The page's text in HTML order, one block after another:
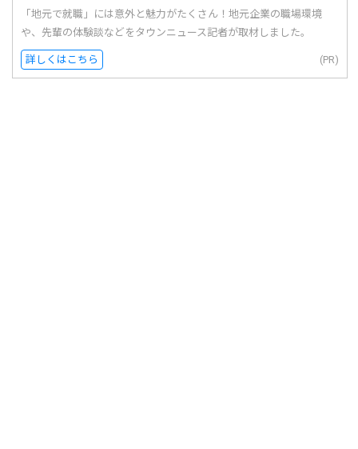
「地元で就職」には意外と魅力がたくさん！地元企業の職場環境
や、先輩の体験談などをタウンニュース記者が取材しました。
詳しくはこちら (PR)